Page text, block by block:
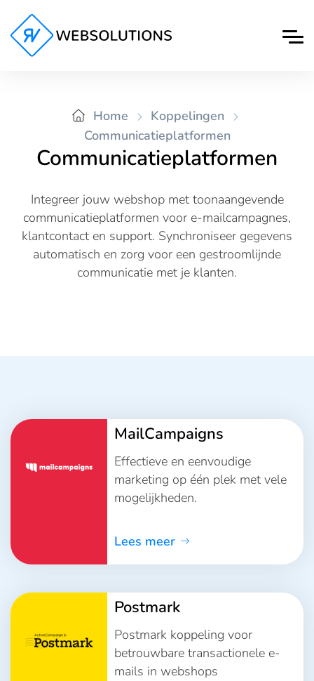
Home
Koppelingen
Communicatieplatformen
Communicatieplatformen
Integreer jouw webshop met toonaangevende
communicatieplatformen voor e-mailcampagnes,
klantcontact en support. Synchroniseer gegevens
automatisch en zorg voor een gestroomlijnde
communicatie met je klanten.
MailCampaigns
Effectieve en eenvoudige
marketing op één plek met vele
mogelijkheden.
Lees meer
Postmark
Postmark koppeling voor
betrouwbare transactionele e-
mails in webshops